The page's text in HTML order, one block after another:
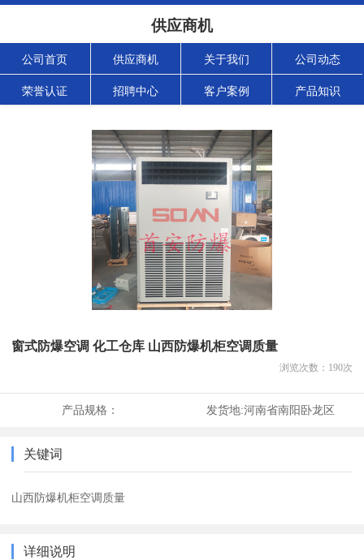
供应商机
公司首页 供应商机 关于我们 公司动态
荣誉认证 招聘中心 客户案例 产品知识
窗式防爆空调 化工仓库 山西防爆机柜空调质量
浏览次数： 190次
产品规格： 发货地:河南省南阳卧龙区
关键词
山西防爆机柜空调质量
详细说明